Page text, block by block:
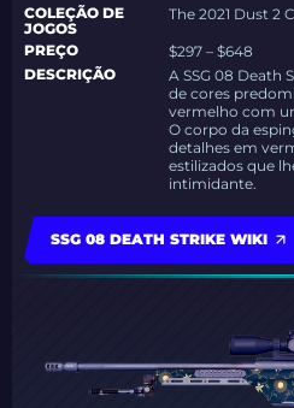
COLEÇÃO DE
JOGOS
The 2021 Dust 2
PREÇO
$297 – $648
DESCRIÇÃO
A SSG 08 Death
de cores
vermelho com
O corpo da
detalhes em
estilizados que
intimidante.
SSG 08 DEATH STRIKE WIKI